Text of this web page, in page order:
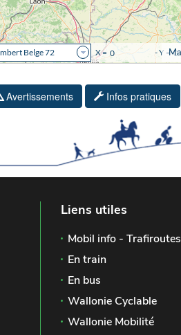
Avertissements Infos pratiques
Liens utiles
Mobil info - Trafiroutes
En train
En bus
Wallonie Cyclable
Wallonie Mobilité